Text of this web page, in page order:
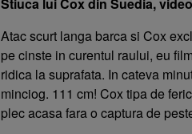
Atac scurt langa barca si Cox
pe cinste in curentul raului, eu
ridica la suprafata. In cateva
minciog. 111 cm! Cox tipa de
plec acasa fara o captura de